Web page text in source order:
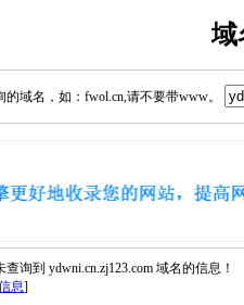
域
的域名，如：fwol.cn,请不要带www。
询到 ydwni.cn.zj123.com 域名的信息！
息]